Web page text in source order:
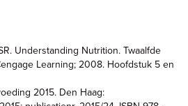
Understanding Nutrition. Twaalfde
Learning; 2008. Hoofdstuk 5 en
2015. Den Haag: